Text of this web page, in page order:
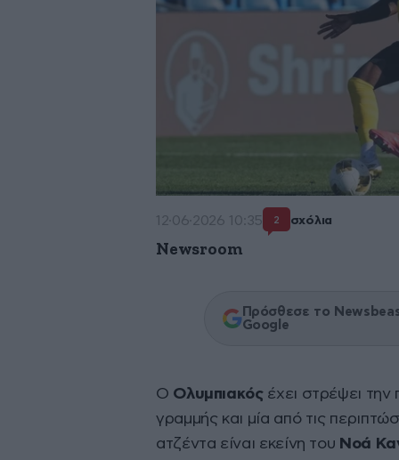
12·06·2026 10:35 2 σχόλια
Newsroom
Πρόσθεσε το
Google
Ο Ολυμπιακός έχει στρέψει
γραμμής και μία από τις
ατζέντα είναι εκείνη του Νοά